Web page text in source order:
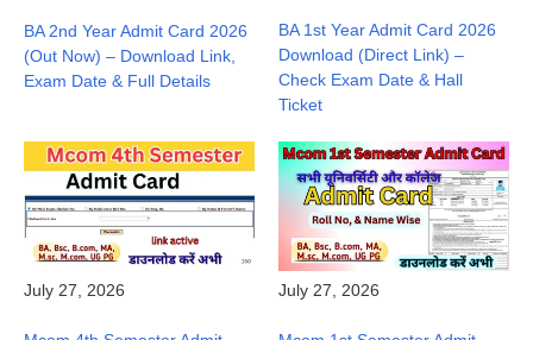
BA 2nd Year Admit Card 2026
(Out Now) – Download Link,
Exam Date & Full Details
BA 1st Year Admit Card 2026
Download (Direct Link) –
Check Exam Date & Hall
Ticket
July 27, 2026 July 27, 2026